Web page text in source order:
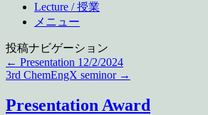
Lecture / 授業
メニュー
投稿ナビゲーション
← Presentation 12/2/2024
3rd ChemEngX seminor →
Presentation Award